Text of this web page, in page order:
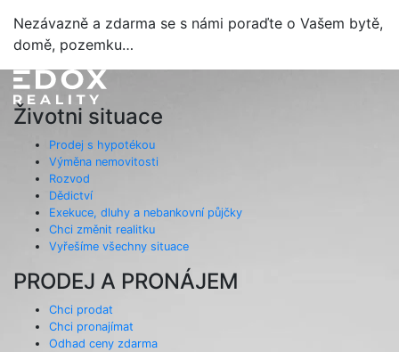
Nezávazně a zdarma se s námi poraďte o Vašem bytě,
domě, pozemku…
Životni situace
Prodej s hypotékou
Výměna nemovitosti
Rozvod
Dědictví
Exekuce, dluhy a nebankovní půjčky
Chci změnit realitku
Vyřešíme všechny situace
PRODEJ A PRONÁJEM
Chci prodat
Chci pronajímat
Odhad ceny zdarma